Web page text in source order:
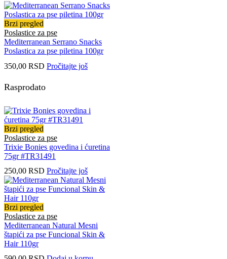
Brzi pregled
Poslastice za pse
Mediterranean Serrano Snacks
Poslastica za pse piletina 100gr
350,00 RSD Pročitajte još
Rasprodato
Brzi pregled
Poslastice za pse
Trixie Bonies govedina i ćuretina
75gr #TR31491
250,00 RSD Pročitajte još
Brzi pregled
Poslastice za pse
Mediterranean Natural Mesni
štapići za pse Funcional Skin &
Hair 110gr